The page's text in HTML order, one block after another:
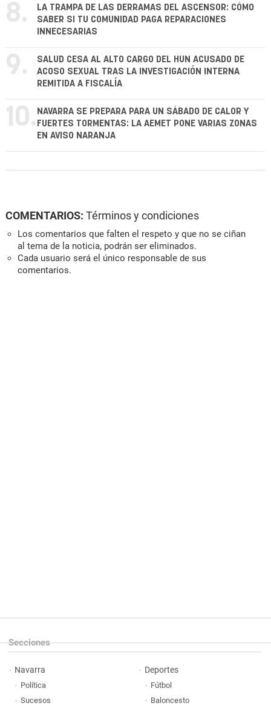
8.
LA TRAMPA DE LAS DERRAMAS DEL ASCENSOR: CÓMO
SABER SI TU COMUNIDAD PAGA REPARACIONES
INNECESARIAS
9.
SALUD CESA AL ALTO CARGO DEL HUN ACUSADO DE
ACOSO SEXUAL TRAS LA INVESTIGACIÓN INTERNA
REMITIDA A FISCALÍA
10. NAVARRA SE PREPARA PARA UN SÁBADO DE CALOR Y
FUERTES TORMENTAS: LA AEMET PONE VARIAS ZONAS
EN AVISO NARANJA
COMENTARIOS: Términos y condiciones
Los comentarios que falten el respeto y que no se ciñan
al tema de la noticia, podrán ser eliminados.
Cada usuario será el único responsable de sus
comentarios.
Secciones
Navarra
Política
Sucesos
Deportes
Fútbol
Baloncesto